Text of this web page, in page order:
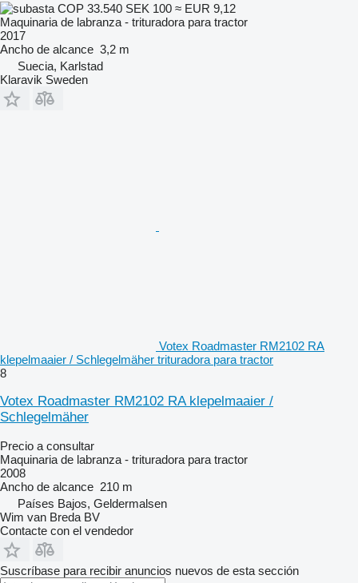
COP 33.540 SEK 100 ≈ EUR 9,12
Maquinaria de labranza - trituradora para tractor
2017
Ancho de alcance 3,2 m
Suecia, Karlstad
Klaravik Sweden
Votex Roadmaster RM2102 RA
klepelmaaier / Schlegelmäher trituradora para tractor
8
Votex Roadmaster RM2102 RA klepelmaaier /
Schlegelmäher
Precio a consultar
Maquinaria de labranza - trituradora para tractor
2008
Ancho de alcance 210 m
Países Bajos, Geldermalsen
Wim van Breda BV
Contacte con el vendedor
Suscríbase para recibir anuncios nuevos de esta sección